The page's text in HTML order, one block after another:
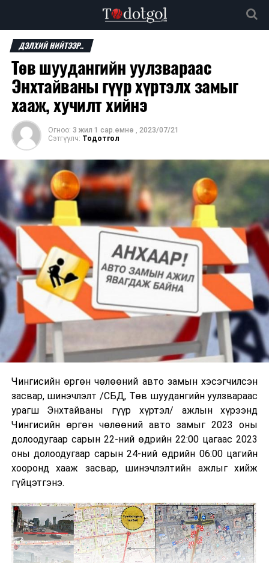
ДЭЛХИЙ НИЙТЭЭР..
Төв шуудангийн уулзвараас
Энхтайваны гүүр хүртэлх замыг
хааж, хучилт хийнэ
Огноо: 3 жил 1 сар.өмнө , 2023/07/21
Сэтгүүлч: Тодотгол
Чингисийн өргөн чөлөөний авто замын хэсэгчилсэн
засвар, шинэчлэлт /СБД, Төв шуудангийн уулзвараас
урагш Энхтайваны гүүр хүртэл/ ажлын хүрээнд
Чингисийн өргөн чөлөөний авто замыг 2023 оны
долоодугаар сарын 22-ний өдрийн 22:00 цагаас 2023
оны долоодугаар сарын 24-ний өдрийн 06:00 цагийн
хооронд хааж засвар, шинэчлэлтийн ажлыг хийж
гүйцэтгэнэ.